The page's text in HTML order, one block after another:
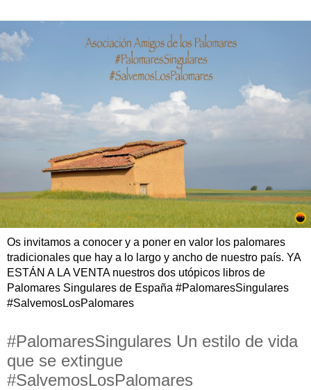
Os invitamos a conocer y a poner en valor los palomares
tradicionales que hay a lo largo y ancho de nuestro país. YA
ESTÁN A LA VENTA nuestros dos utópicos libros de
Palomares Singulares de España #PalomaresSingulares
#SalvemosLosPalomares
#PalomaresSingulares Un estilo de vida
que se extingue
#SalvemosLosPalomares